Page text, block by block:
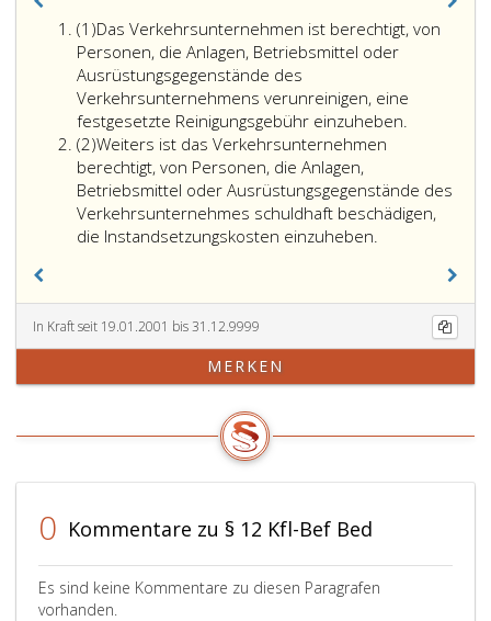
(1)Absatz
eins
Das Verkehrsunternehmen ist berechtigt, von
Personen, die Anlagen, Betriebsmittel oder
Ausrüstungsgegenstände des
Verkehrsunternehmens verunreinigen, eine
festgesetzte Reinigungsgebühr einzuheben.
(2)Absatz
2
Weiters ist das Verkehrsunternehmen
berechtigt, von Personen, die Anlagen,
Betriebsmittel oder Ausrüstungsgegenstände des
Verkehrsunternehmes schuldhaft beschädigen,
die Instandsetzungskosten einzuheben.
In Kraft seit 19.01.2001 bis 31.12.9999
MERKEN
0 Kommentare zu § 12 Kfl-Bef Bed
Es sind keine Kommentare zu diesen Paragrafen
vorhanden.